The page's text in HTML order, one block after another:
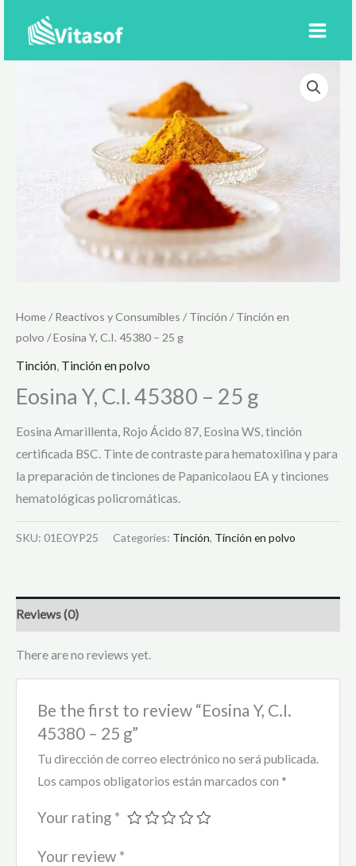
Home/Reactivos y Consumibles /Tinción /Tinción en
polvo / Eosina Y, C.I. 45380 – 25 g
Tinción Tinción en polvo
Eosina Y, C.I. 45380 – 25 g
Eosina Amarillenta, Rojo Ácido 87, Eosina WS, tinción
certificada BSC. Tinte de contraste para hematoxilina y para
la preparación de tinciones de Papanicolaou EA y tinciones
hematológicas policromáticas.
SKU: 01EOYP25 Categories: Tinción, Tinción en polvo
Reviews (0)
There are no reviews yet.
Be the first to review “Eosina Y, C.I.
45380 – 25 g”
Tu dirección de correo electrónico no será publicada.
Los campos obligatorios están marcados con *
Your rating *
Your review *